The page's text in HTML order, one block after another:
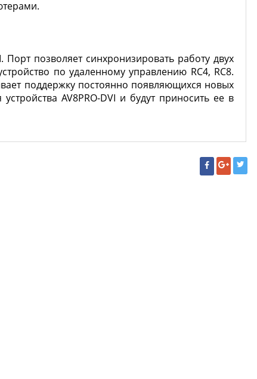
Порт позволяет синхронизировать работу двух
по удаленному управлению RC4, RC8.
поддержку постоянно появляющихся новых
AV8PRO-DVI и будут приносить ее в